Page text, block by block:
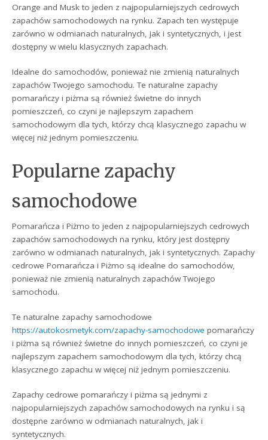
Orange and Musk to jeden z najpopularniejszych cedrowych
zapachów samochodowych na rynku. Zapach ten występuje
zarówno w odmianach naturalnych, jak i syntetycznych, i jest
dostępny w wielu klasycznych zapachach.
Idealne do samochodów, ponieważ nie zmienią naturalnych
zapachów Twojego samochodu. Te naturalne zapachy
pomarańczy i piżma są również świetne do innych
pomieszczeń, co czyni je najlepszym zapachem
samochodowym dla tych, którzy chcą klasycznego zapachu w
więcej niż jednym pomieszczeniu.
Popularne zapachy
samochodowe
Pomarańcza i Piżmo to jeden z najpopularniejszych cedrowych
zapachów samochodowych na rynku, który jest dostępny
zarówno w odmianach naturalnych, jak i syntetycznych. Zapachy
cedrowe Pomarańcza i Piżmo są idealne do samochodów,
ponieważ nie zmienią naturalnych zapachów Twojego
samochodu.
Te naturalne zapachy samochodowe
https://autokosmetyk.com/zapachy-samochodowe pomarańczy
i piżma są również świetne do innych pomieszczeń, co czyni je
najlepszym zapachem samochodowym dla tych, którzy chcą
klasycznego zapachu w więcej niż jednym pomieszczeniu.
Zapachy cedrowe pomarańczy i piżma są jednymi z
najpopularniejszych zapachów samochodowych na rynku i są
dostępne zarówno w odmianach naturalnych, jak i
syntetycznych.